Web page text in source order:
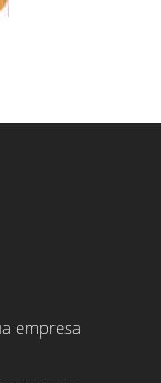
empresa